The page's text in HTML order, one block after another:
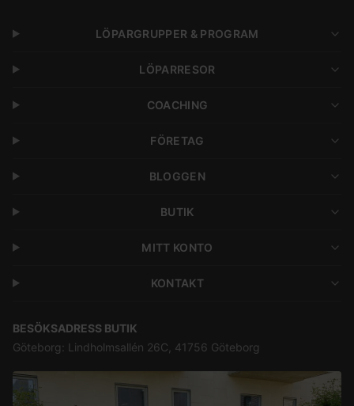
LÖPARGRUPPER & PROGRAM
LÖPARRESOR
COACHING
FÖRETAG
BLOGGEN
BUTIK
MITT KONTO
KONTAKT
BESÖKSADRESS BUTIK
Göteborg: Lindholmsallén 26C, 41756 Göteborg